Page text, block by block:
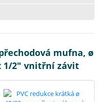
mufna, ø
1/2" vnitřní závit